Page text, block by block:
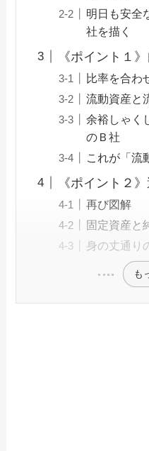
明日も安全
社を描く
《ポイント１
比率を合わ
流動資産と
余裕しゃく
のＢ社
これが「流
《ポイント２
再び図解
固定資産と
身の丈通り
も